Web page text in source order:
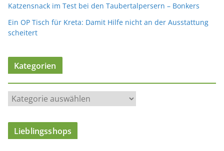
Katzensnack im Test bei den Taubertalpersern – Bonkers
Ein OP Tisch für Kreta: Damit Hilfe nicht an der Ausstattung
scheitert
Kategorien
a
t
Lieblingsshops